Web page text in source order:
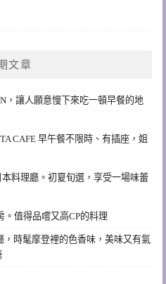
文章
，讓人願意慢下來吃一頓早餐的地
CAFE 早午餐不限時、有插座，姐
料理廳。初夏旬選，享受一場味蕾
。值得品嚐又高CP的料理
時髦摩登裡的色香味，美味又有氣